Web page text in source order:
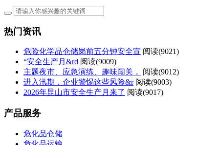
热门资讯
危险化学品仓储岗前五分钟安全宣 阅读(9021)
“安全生产月&rd 阅读(9009)
主题夜市、应急演练、趣味闯关，
阅读(9012)
进入汛期，企业警惕这些风险&r 阅读(9003)
2026年昆山市安全生产月来了 阅读(9017)
产品服务
危化品仓储